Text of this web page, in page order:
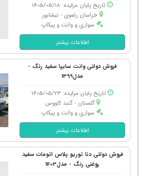
تاریخ پایان مزایده: 1405/05/18
خراسان رضوی - نیشابور
سواری و وانت و پیکاپ
اطلاعات بیشتر
فروش دولتی وانت سایپا سفید رنگ -
مدل1399
تاریخ پایان مزایده: 1405/05/23
گلستان - گنبد كاووس
سواری و وانت و پیکاپ
اطلاعات بیشتر
فروش دولتی دنا توریو پلاس اتومات سفید
روغنی رنگ - مدل1403